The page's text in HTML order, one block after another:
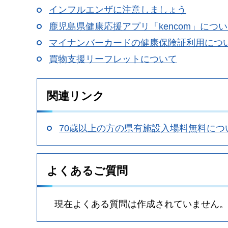
インフルエンザに注意しましょう
鹿児島県健康応援アプリ「kencom」につ
マイナンバーカードの健康保険証利用につ
買物支援リーフレットについて
関連リンク
70歳以上の方の県有施設入場料無料につ
よくあるご質問
現在よくある質問は作成されていません。